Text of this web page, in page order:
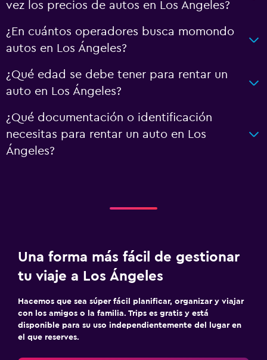
vez los precios de autos en Los Ángeles?
¿En cuántos operadores busca momondo
autos en Los Ángeles?
¿Qué edad se debe tener para rentar un
auto en Los Ángeles?
¿Qué documentación o identificación
necesitas para rentar un auto en Los
Ángeles?
Una forma más fácil de gestionar
tu viaje a Los Ángeles
Hacemos que sea súper fácil planificar, organizar y viajar
con los amigos o la familia. Trips es gratis y está
disponible para su uso independientemente del lugar en
el que reserves.